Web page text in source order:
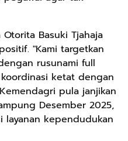
Basuki Tjahaja
"Kami targetkan
rusunami full
ketat dengan
pula janjikan
Desember 2025,
kependudukan